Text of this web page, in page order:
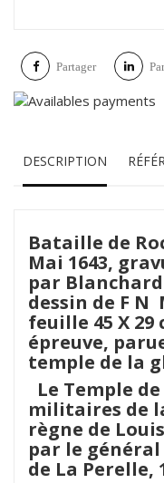
Partager
DESCRIPTION
Bataille de
Mai 1643,
par
dessin de F
feuille 45 X
épreuve,
temple de la
Le Temple
militaires de
règne de
par le général
de La Perelle,